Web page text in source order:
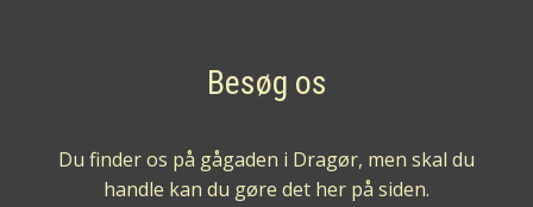
Besøg os
Du finder os på gågaden i Dragør, men skal du
handle kan du gøre det her på siden.